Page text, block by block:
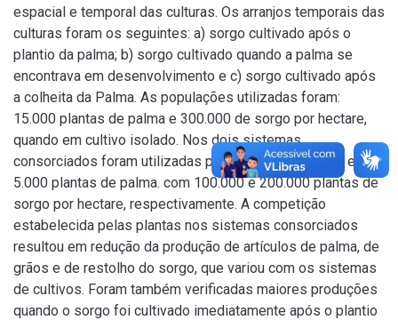
espacial e temporal das culturas. Os arranjos temporais das
culturas foram os seguintes: a) sorgo cultivado após o
plantio da palma; b) sorgo cultivado quando a palma se
encontrava em desenvolvimento e c) sorgo cultivado após
a colheita da Palma. As populações utilizadas foram:
15.000 plantas de palma e 300.000 de sorgo por hectare,
quando em cultivo isolado. Nos dois sistemas
consorciados foram utilizadas populações de 10.000 e
5.000 plantas de palma. com 100.000 e 200.000 plantas de
sorgo por hectare, respectivamente. A competição
estabelecida pelas plantas nos sistemas consorciados
resultou em redução da produção de artículos de palma, de
grãos e de restolho do sorgo, que variou com os sistemas
de cultivos. Foram também verificadas maiores produções
quando o sorgo foi cultivado imediatamente após o plantio